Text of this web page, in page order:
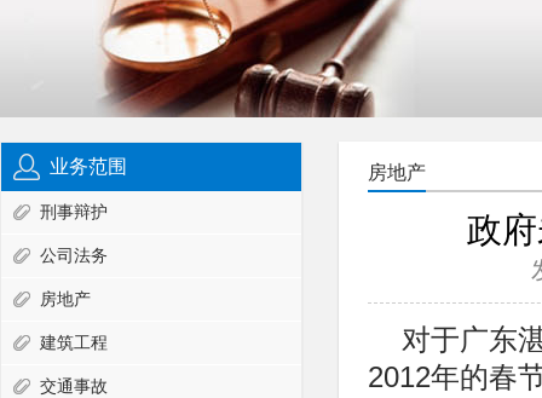
业务范围
刑事辩护
公司法务
房地产
建筑工程
交通事故
房地产
政
对于广东
2012年的春